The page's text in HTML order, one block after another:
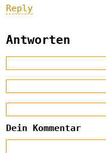
Reply
Antworten
Dein Kommentar